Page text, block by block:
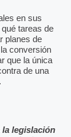
en sus
tareas de
planes de
conversión
que la única
de una
la legislación